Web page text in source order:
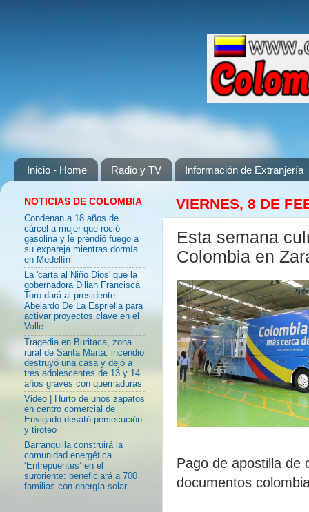
Inicio - Home Radio y TV Información de Extranjería
VIERNES, 8 DE
Esta semana
Colombia en
Pago de apostilla de
documentos
NOTICIAS DE COLOMBIA
Condenan a 18 años de
cárcel a mujer que roció
gasolina y le prendió fuego a
su expareja mientras dormía
en Medellín
La 'carta al Niño Dios' que la
gobernadora Dilian Francisca
Toro dará al presidente
Abelardo De La Espriella para
activar proyectos clave en el
Valle
Tragedia en Buritaca, zona
rural de Santa Marta: incendio
destruyó una casa y dejó a
tres adolescentes de 13 y 14
años graves con quemaduras
Video | Hurto de unos zapatos
en centro comercial de
Envigado desató persecución
y tiroteo
Barranquilla construirá la
comunidad energética
‘Entrepuentes’ en el
suroriente: beneficiará a 700
familias con energía solar